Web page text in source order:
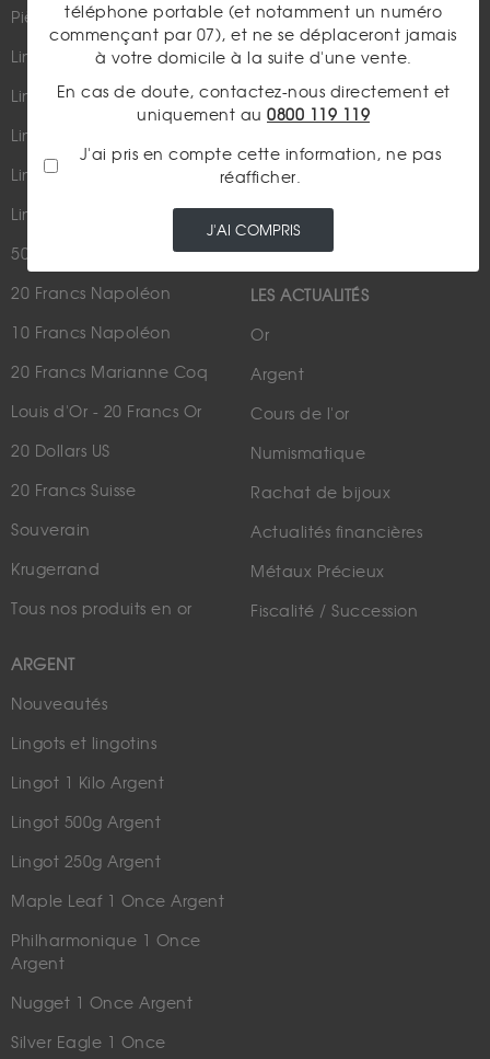
Pièces d'or d'investissement
Lingots et lingotins
Lingot 1Kg Or
Lingot 100g Or
Lingotin 1 Once Or
Lingotin 1g Or
50 Pesos Or
20 Francs Napoléon
10 Francs Napoléon
20 Francs Marianne Coq
Louis d'Or - 20 Francs Or
20 Dollars US
20 Francs Suisse
Souverain
Krugerrand
Tous nos produits en or
ARGENT
Nouveautés
Lingots et lingotins
Lingot 1 Kilo Argent
Lingot 500g Argent
Lingot 250g Argent
Maple Leaf 1 Once Argent
Philharmonique 1 Once
Argent
Nugget 1 Once Argent
Silver Eagle 1 Once
Parutions dans les médias
Qui sommes-nous ?
Nous contacter
LES ACTUALITÉS
Or
Argent
Cours de l'or
Numismatique
Rachat de bijoux
Actualités financières
Métaux Précieux
Fiscalité / Succession
téléphone portable (et notamment un numéro
commençant par 07), et ne se déplaceront jamais
à votre domicile à la suite d'une vente.
En cas de doute, contactez-nous directement et
uniquement au 0800 119 119
J'ai pris en compte cette information, ne pas
réafficher.
J'AI COMPRIS